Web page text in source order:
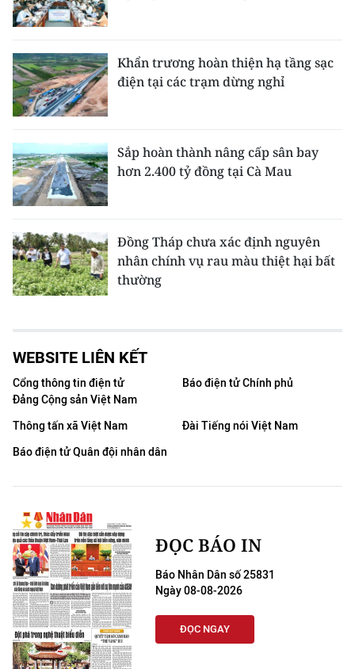
Khẩn trương hoàn thiện hạ tầng sạc
điện tại các trạm dừng nghỉ
Sắp hoàn thành nâng cấp sân bay
hơn 2.400 tỷ đồng tại Cà Mau
Đồng Tháp chưa xác định nguyên
nhân chính vụ rau màu thiệt hại bất
thường
WEBSITE LIÊN KẾT
Cổng thông tin điện tử
Đảng Cộng sản Việt Nam
Báo điện tử Chính phủ
Thông tấn xã Việt Nam
Đài Tiếng nói Việt Nam
Báo điện tử Quân đội nhân dân
ĐỌC BÁO IN
Báo Nhân Dân số 25831
Ngày 08-08-2026
ĐỌC NGAY